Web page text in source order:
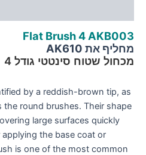
Flat Brush 4 AKB003
מחליף את AK610
מכחול שטוח סינטטי גודל 4
by a reddish-brown tip, as
the round brushes. Their shape
large surfaces quickly
the base coat or
is one of the most common